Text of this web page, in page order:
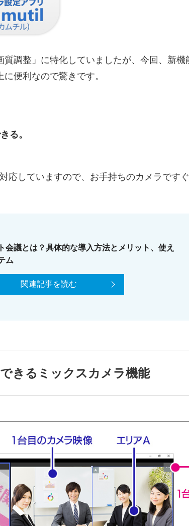
調整」に特化していましたが、今回、新機
便利なので驚きです。
る。
していますので、お手持ちのカメラです
会議とは？具体的な導入方法とメリット、使え
ム
関連記事を読む
きるミックスカメラ機能